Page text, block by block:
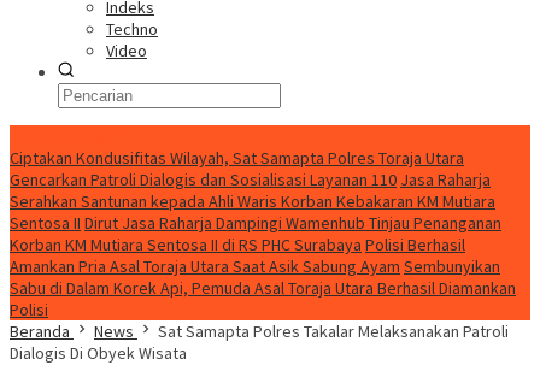
Indeks
Techno
Video
Ciptakan Kondusifitas Wilayah, Sat Samapta Polres Toraja Utara
Gencarkan Patroli Dialogis dan Sosialisasi Layanan 110 Jasa Raharja
Serahkan Santunan kepada Ahli Waris Korban Kebakaran KM Mutiara
Sentosa II Dirut Jasa Raharja Dampingi Wamenhub Tinjau Penanganan
Korban KM Mutiara Sentosa II di RS PHC Surabaya Polisi Berhasil
Amankan Pria Asal Toraja Utara Saat Asik Sabung Ayam Sembunyikan
Sabu di Dalam Korek Api, Pemuda Asal Toraja Utara Berhasil Diamankan
Polisi
Beranda
News
Sat Samapta Polres Takalar Melaksanakan Patroli
Dialogis Di Obyek Wisata